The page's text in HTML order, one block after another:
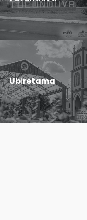
Ubiretama